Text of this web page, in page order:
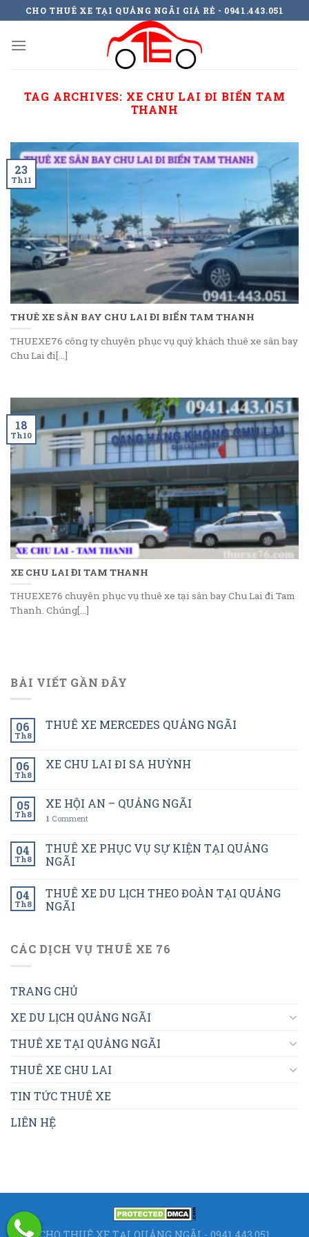
to
content
CHO THUÊ XE TẠI QUẢNG NGÃI GIÁ RẺ - 0941.443.051
TAG ARCHIVES: XE CHU LAI ĐI BIỂN TAM
THANH
THUÊ XE SÂN BAY CHU LAI ĐI BIỂN TAM THANH
THUEXE76 công ty chuyên phục vụ quý khách thuê xe sân bay
Chu Lai đi[...]
23
Th11
XE CHU LAI ĐI TAM THANH
THUEXE76 chuyên phục vụ thuê xe tại sân bay Chu Lai đi Tam
Thanh. Chúng[...]
18
Th10
BÀI VIẾT GẦN ĐÂY
06
Th8
THUÊ XE MERCEDES QUẢNG NGÃI
06
Th8
XE CHU LAI ĐI SA HUỲNH
05
Th8
XE HỘI AN – QUẢNG NGÃI
1 Comment
04
Th8
THUÊ XE PHỤC VỤ SỰ KIỆN TẠI QUẢNG
NGÃI
04
Th8
THUÊ XE DU LỊCH THEO ĐOÀN TẠI QUẢNG
NGÃI
CÁC DỊCH VỤ THUÊ XE 76
TRANG CHỦ
XE DU LỊCH QUẢNG NGÃI
THUÊ XE TẠI QUẢNG NGÃI
THUÊ XE CHU LAI
TIN TỨC THUÊ XE
LIÊN HỆ
CHO THUÊ XE TẠI QUẢNG NGÃI - 0941.443.051